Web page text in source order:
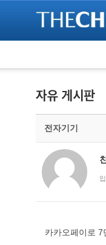
전자기기
카카오페이로